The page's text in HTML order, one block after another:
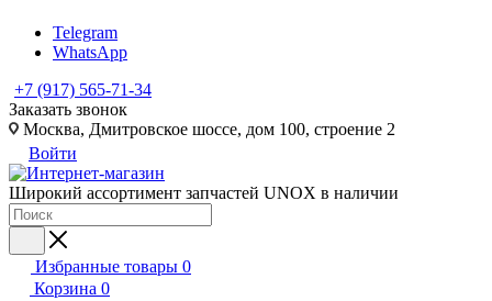
Telegram
WhatsApp
+7 (917) 565-71-34
Заказать звонок
Москва, Дмитровское шоссе, дом 100, строение 2
Войти
Широкий ассортимент запчастей UNOX в наличии
Избранные товары 0
Корзина 0